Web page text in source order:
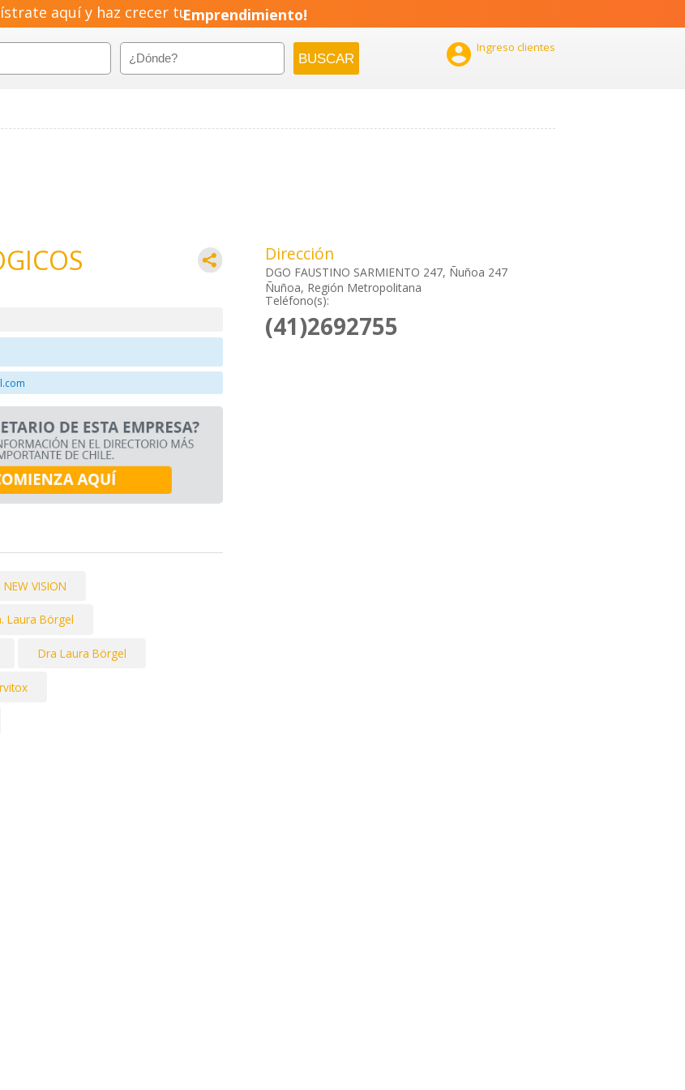
aquí y haz crecer tuEmprendimiento!
 Ingreso clientes
VISION
Laura Börgel
Dra Laura Börgel
Dirección
DGO FAUSTINO SARMIENTO 247, Ñuñoa 247
Ñuñoa, Región Metropolitana
Teléfono(s):
(41)2692755